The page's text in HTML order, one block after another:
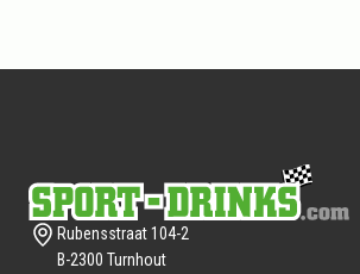
page
Rubensstraat 104-2
B-2300 Turnhout